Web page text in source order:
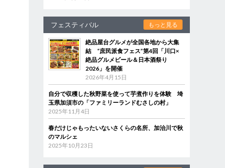
フェスティバル もっと見る
絶品屋台グルメが全国各地から大集
結 “庶民派食フェス”第4回「川口×
絶品グルメビール＆日本酒祭り
2026」を開催
2026年4月15日
自分で収穫した秋野菜を使って芋煮作りを体験 埼
玉県加須市の「ファミリーランドむさしの村」
2025年11月4日
春だけじゃもったいないさくらの名所、加治川で秋
のマルシェ
2025年10月23日